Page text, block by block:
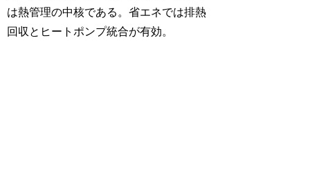
は熱管理の中核である。省エネでは排熱
回収とヒートポンプ統合が有効。